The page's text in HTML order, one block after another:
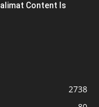
Content Is
2738